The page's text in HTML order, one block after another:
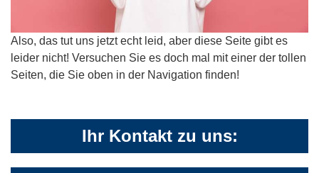
Also, das tut uns jetzt echt leid, aber diese Seite gibt es
leider nicht! Versuchen Sie es doch mal mit einer der tollen
Seiten, die Sie oben in der Navigation finden!
Ihr Kontakt zu uns: